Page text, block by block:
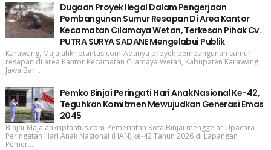
Dugaan Proyek Ilegal Dalam Pengerjaan
Pembangunan Sumur Resapan Di Area Kantor
Kecamatan Cilamaya Wetan, Terkesan Pihak Cv.
PUTRA SURYA SADANE Mengelabui Publik
Karawang, Majalahkriptantus.com-Adanya proyek pembangunan sumur
resapan di area Kantor Kecamatan Cilamaya Wetan, Kabupaten Karawang
Jawa Bar...
Pemko Binjai Peringati Hari Anak Nasional Ke-42,
Teguhkan Komitmen Mewujudkan Generasi Emas
2045
Binjai-Majalahkriptantus.com-Pemerintah Kota Binjai menggelar Upacara
Peringatan Hari Anak Nasional (HAN) ke-42 Tahun 2026 di Lapangan
Pemer...